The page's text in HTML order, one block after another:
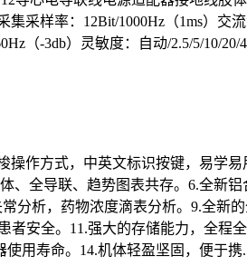
采样率：12Bit/1000Hz（1ms）交
（-3db）灵敏度：自动/2.5/5/10/
作方式，中英文标识按键，易学
全导联、趋势图表共存。6.全新
分析，药物浓度滴表分析。9.全
安全。11.强大的存储能力，全
用寿命。14.机体轻盈坚固，便于携